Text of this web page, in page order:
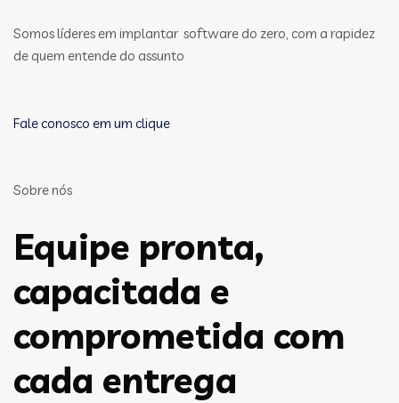
Somos líderes em implantar software do zero, com a rapidez
de quem entende do assunto
Fale conosco em um clique
Sobre nós
Equipe pronta,
capacitada e
comprometida com
cada entrega